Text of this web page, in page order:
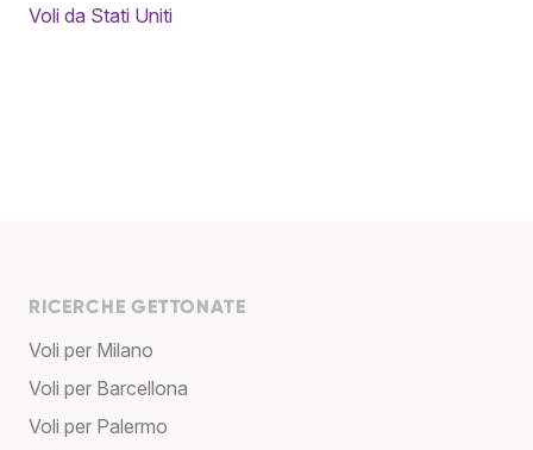
Voli da Stati Uniti
RICERCHE GETTONATE
Voli per Milano
Voli per Barcellona
Voli per Palermo